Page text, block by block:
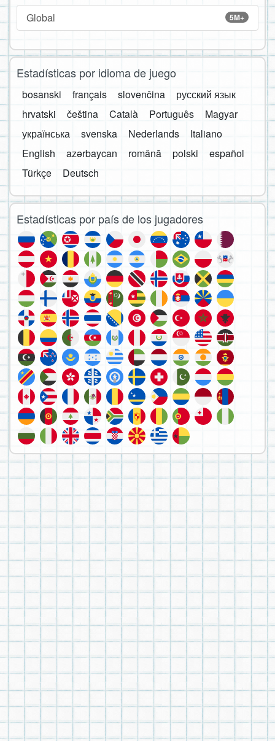
5M+
Global
Estadísticas por idioma de juego
bosanski français slovenčina
русский язык
hrvatski
čeština Català Português
Magyar
українська
svenska Nederlands
Italiano
English
azərbaycan română polski
español
Türkçe
Deutsch
Estadísticas por país de los jugadores